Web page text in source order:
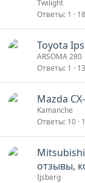
Twilight
Ответы 1
Toyota
ARSOMA 280
Ответы 1
Mazda
Kamanche
Ответы 10
Mitsubishi
отзывы,
Ijsberg